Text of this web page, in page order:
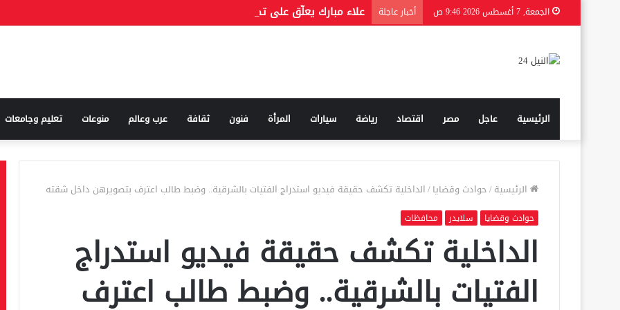
الجمعة, 7 أغسطس 2026 9:46 ص أخبار عاجلة
الرئيسية عاجل مصر اقتصاد رياضة سيارات المرأة فنون ثقافة عرب وعالم منوعات تعليم وجامعات
الرئيسية/حوادث وقضايا/الداخلية تكشف حقيقة فيديو استدراج الفتيات بالشرقية.. وضبط طالب اعترف بتصويرهن داخل شقته
حوادث وقضايا سلايدر محافظات
الداخلية تكشف حقيقة فيديو استدراج
الفتيات بالشرقية.. وضبط طالب اعترف